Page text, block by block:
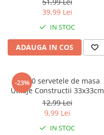
Cry Babies
Wonder Woman
The Grinch
FLAMINGO
Incaltaminte fete
Ghete si cizme fete
Pantofi fete
Pantofi sport fete
39,99 Lei
IN STOC
ADAUGA IN COS
-23%
Set 20 servetele de masa
Utilaje Constructii 33x33cm
12,99 Lei
9,99 Lei
IN STOC